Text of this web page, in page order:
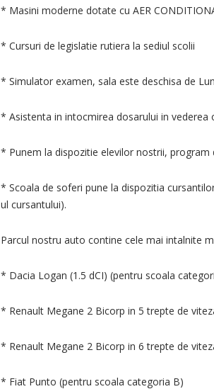
* Masini moderne dotate cu AER
* Cursuri de legislatie rutiera la sediul scolii
* Simulator examen, sala este deschisa de
* Asistenta in intocmirea dosarului in vederea
* Punem la dispozitie elevilor nostrii,
* Scoala de soferi pune la dispozitia
ul cursantului).
Parcul nostru auto contine cele mai intalnite
* Dacia Logan (1.5 dCI) (pentru scoala
* Renault Megane 2 Bicorp in 5 trepte de
* Renault Megane 2 Bicorp in 6 trepte de
* Fiat Punto (pentru scoala categoria B)